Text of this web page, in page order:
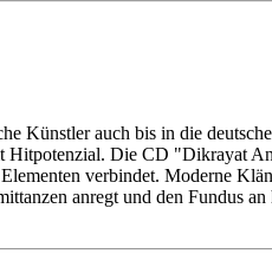
Künstler auch bis in die
Die CD "Dikrayat
verbindet. Moderne
anregt und den Fundus